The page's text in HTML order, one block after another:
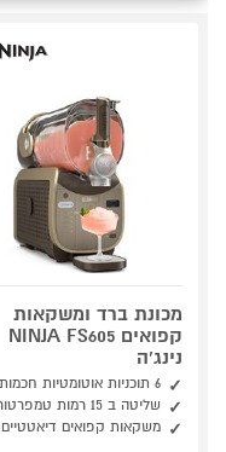
מכונת ברד ומשקאות
קפואים NINJA FS605
נינג'ה
6 תוכניות אוטומטיות חכמות
שליטה ב 15 רמות טמפרטורה
משקאות קפואים דיאטטיים